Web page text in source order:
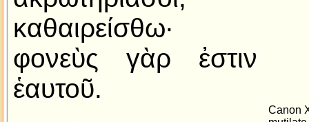
καθαιρείσθω·
φονεὺς γὰρ ἐστιν
ἑαυτοῦ.
Canon